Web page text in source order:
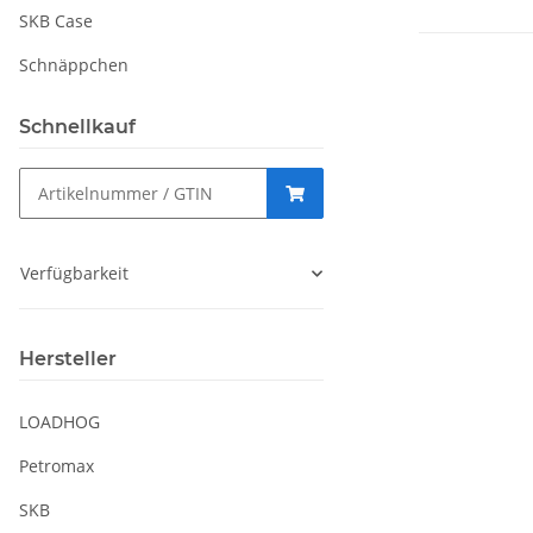
SKB Case
Schnäppchen
Schnellkauf
Verfügbarkeit
Hersteller
LOADHOG
Petromax
SKB